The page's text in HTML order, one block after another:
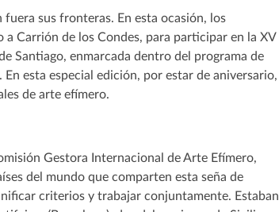
sus fronteras. En esta ocasión, los
Carrión de los Condes, para participar en la XV
Santiago, enmarcada dentro del programa de
esta especial edición, por estar de aniversario,
de arte efímero.
Gestora Internacional de Arte Efímero,
del mundo que comparten esta seña de
criterios y trabajar conjuntamente. Estaban